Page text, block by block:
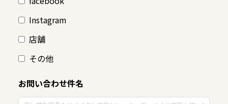
Instagram
店舗
その他
お問い合わせ件名